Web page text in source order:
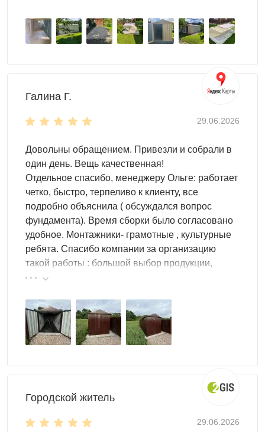
стеллажей и паллет
ящиков и крючков для инструментов
необходимое. Разместите в контейнере 10
велосипедов, 5 мотоциклов, запас дров на зиму,
садовые качели и любой инвентарь!
Односкатная крыша контейнера выдержит любые
нагрузки и защитит от непогоды.
Расположенная с торца дверь откроет удобный
доступ к содержимому.
Настил пола - OSB плита 18 мм толщиной
(поставляется в комплекте).
Цвет можно выбрать любой из стандартных RAL. Но
также доступны другие, нестандартные, цвета RAL по
индивидуальному запросу.
Галина Г.
29.06.2026
Довольны обращением. Привезли и собрали в
один день. Вещь качественная!
Отдельное спасибо, менеджеру Ольге: работает
четко, быстро, терпеливо к клиенту, все
подробно объяснила ( обсуждался вопрос
фундамента). Время сборки было согласовано
удобное. Монтажники- грамотные , культурные
ребята. Спасибо компании за организацию
такой работы : большой выбор продукции,
реальные цены.
Городской житель
29.06.2026